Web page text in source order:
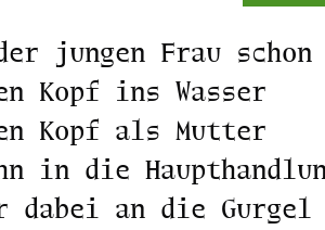
jungen Frau
Kopf ins Wasser
Kopf als Mutter
in die
dabei an die Gurgel